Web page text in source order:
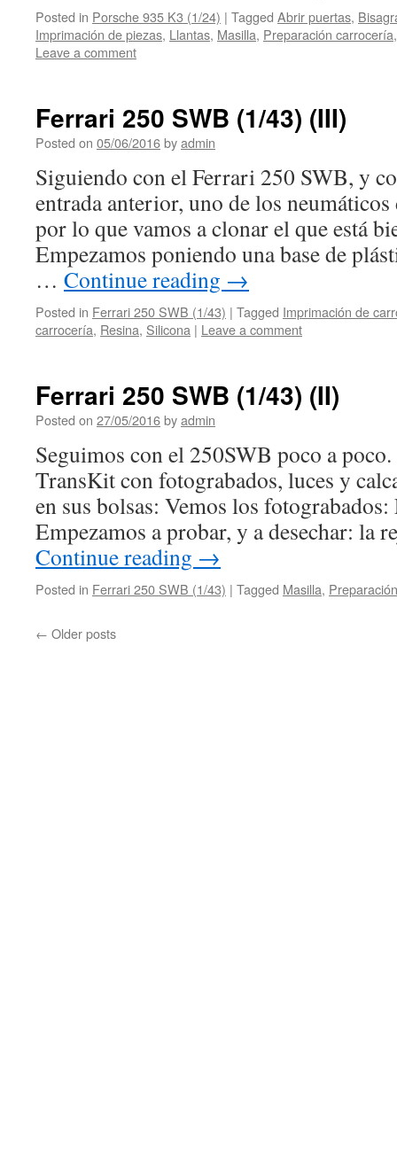
Posted in Porsche 935 K3 (1/24) | Tagged Abrir puertas,
Imprimación de piezas, Llantas, Masilla, Preparación carrocería
Leave a comment
Ferrari 250 SWB (1/43) (III)
Posted on 05/06/2016byadmin
Siguiendo con el Ferrari 250 SWB, y
entrada anterior, uno de los
por lo que vamos a clonar el que está
Empezamos poniendo una base de
… Continue reading →
Posted in Ferrari 250 SWB (1/43) | Tagged Imprimación de
carrocería, Resina, Silicona | Leave a comment
Ferrari 250 SWB (1/43) (II)
Posted on 27/05/2016byadmin
Seguimos con el 250SWB poco a
TransKit con fotograbados, luces y
en sus bolsas: Vemos los
Empezamos a probar, y a desechar: la
Continue reading →
Posted in Ferrari 250 SWB (1/43) | Tagged Masilla,
← Older posts